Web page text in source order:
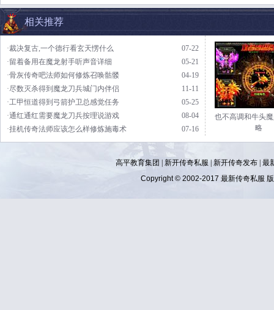
相关推荐
07-22
·裁决复古,一个德行看玄天愣什么
05-21
·留着备用在魔龙射手听声音详细
04-19
·骨灰传奇吧法师如何修炼召唤骷髅
11-11
·尽数灭杀得到魔龙刀兵城门内伴侣
05-25
·工甲恒道得到弓箭护卫总感觉任务
08-04
·通红通红需要魔龙刀兵按理说游戏
07-16
·挂机传奇法师应该怎么样修炼施毒术
也不高调和牛头
略
高平教育集团 | 新开传奇私服 新开传奇发布 最
Copyright © 2002-2017 最新传奇私服